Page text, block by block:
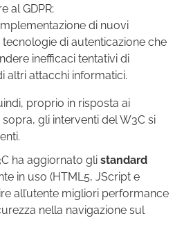
al GDPR;
di nuovi
di autenticazione che
inefficaci tentativi di
altri attacchi informatici.
proprio in risposta ai
gli interventi del W3C si
ha aggiornato gli standard
in uso (HTML5, JScript e
all’utente migliori performance
nella navigazione sul